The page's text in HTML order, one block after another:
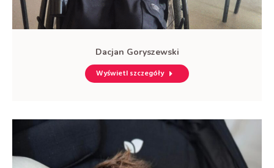
Dacjan Goryszewski
Wyświetl szczegóły